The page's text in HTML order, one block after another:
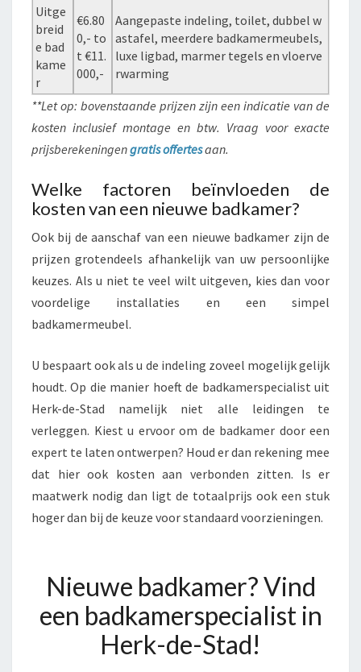
Uitge
breid
e bad
kame
r
€6.80
0,- to
t €11.
000,-
Aangepaste indeling, toilet, dubbel w
astafel, meerdere badkamermeubels,
luxe ligbad, marmer tegels en vloerve
rwarming
**Let op: bovenstaande prijzen zijn een indicatie van de
kosten inclusief montage en btw. Vraag voor exacte
prijsberekeningengratis offertesaan.
Welke factoren beïnvloeden de
kosten van een nieuwe badkamer?
Ook bij de aanschaf van een nieuwe badkamer zijn de
prijzen grotendeels afhankelijk van uw persoonlijke
keuzes. Als u niet te veel wilt uitgeven, kies dan voor
voordelige installaties en een simpel
badkamermeubel.
U bespaart ook als u de indeling zoveel mogelijk gelijk
houdt. Op die manier hoeft de badkamerspecialist uit
Herk-de-Stad namelijk niet alle leidingen te
verleggen. Kiest u ervoor om de badkamer door een
expert te laten ontwerpen? Houd er dan rekening mee
dat hier ook kosten aan verbonden zitten. Is er
maatwerk nodig dan ligt de totaalprijs ook een stuk
hoger dan bij de keuze voor standaard voorzieningen.
Nieuwe badkamer? Vind
een badkamerspecialist in
Herk-de-Stad!